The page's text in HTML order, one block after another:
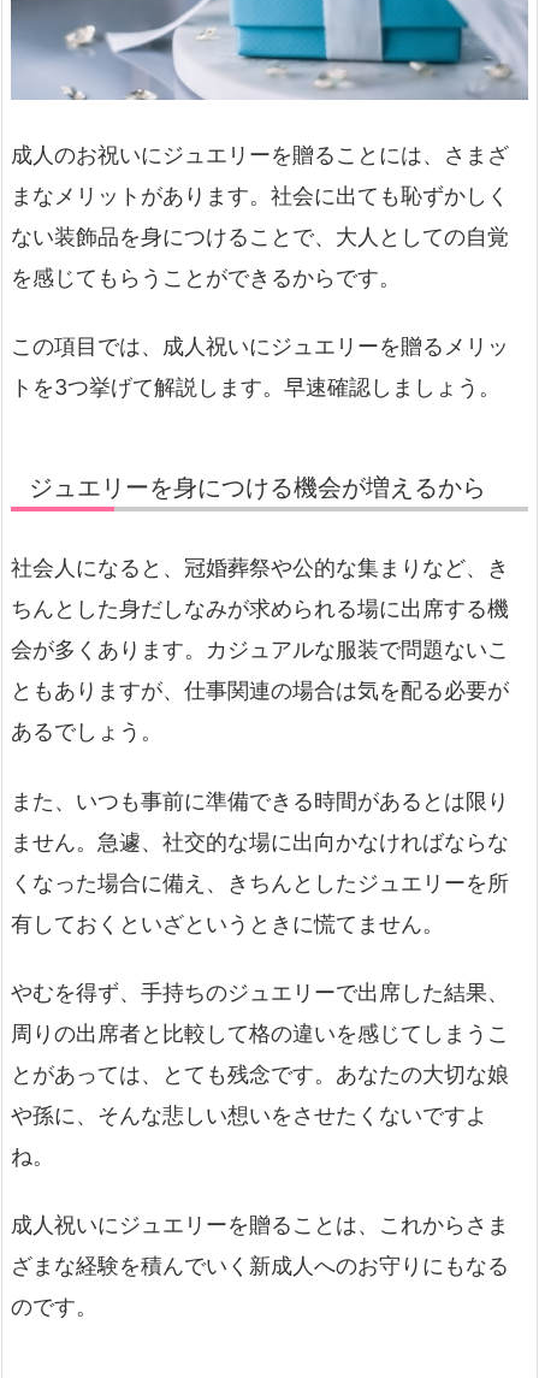
成人のお祝いにジュエリーを贈ることには、さまざ
まなメリットがあります。社会に出ても恥ずかしく
ない装飾品を身につけることで、大人としての自覚
を感じてもらうことができるからです。
この項目では、成人祝いにジュエリーを贈るメリッ
トを3つ挙げて解説します。早速確認しましょう。
ジュエリーを身につける機会が増えるから
社会人になると、冠婚葬祭や公的な集まりなど、き
ちんとした身だしなみが求められる場に出席する機
会が多くあります。カジュアルな服装で問題ないこ
ともありますが、仕事関連の場合は気を配る必要が
あるでしょう。
また、いつも事前に準備できる時間があるとは限り
ません。急遽、社交的な場に出向かなければならな
くなった場合に備え、きちんとしたジュエリーを所
有しておくといざというときに慌てません。
やむを得ず、手持ちのジュエリーで出席した結果、
周りの出席者と比較して格の違いを感じてしまうこ
とがあっては、とても残念です。あなたの大切な娘
や孫に、そんな悲しい想いをさせたくないですよ
ね。
成人祝いにジュエリーを贈ることは、これからさま
ざまな経験を積んでいく新成人へのお守りにもなる
のです。